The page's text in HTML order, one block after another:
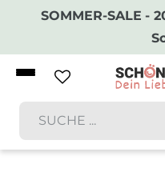
SOMMER-SALE -